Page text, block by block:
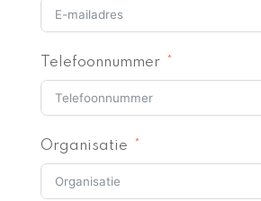
Telefoonnummer
Organisatie